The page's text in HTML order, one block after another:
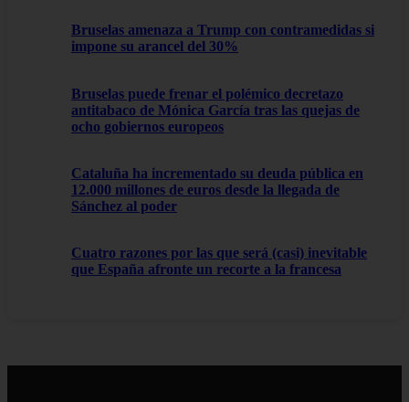
Bruselas amenaza a Trump con contramedidas si
impone su arancel del 30%
Bruselas puede frenar el polémico decretazo
antitabaco de Mónica García tras las quejas de
ocho gobiernos europeos
Cataluña ha incrementado su deuda pública en
12.000 millones de euros desde la llegada de
Sánchez al poder
Cuatro razones por las que será (casi) inevitable
que España afronte un recorte a la francesa